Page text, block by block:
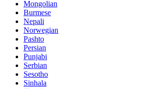
Mongolian
Burmese
Nepali
Norwegian
Pashto
Persian
Punjabi
Serbian
Sesotho
Sinhala